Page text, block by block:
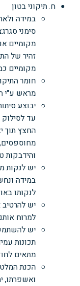
ח. תיקוני בטון
במידה
סימני
מקומיים
זהיר של
מקומיים
חומר
מראש ע"י
יבוצע
עד
החצץ תוך
והידבקות
יש לנקות
במידה
לנקותו
יש
למרוח
יש
תכונות
מתאים
הכנת המלט
ואשפרתו,